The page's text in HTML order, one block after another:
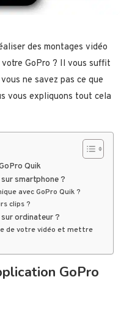
des montages vidéo
GoPro ? Il vous suffit
ne savez pas ce que
vous expliquons tout cela
Quik
smartphone ?
avec GoPro Quik ?
clips ?
ordinateur ?
de votre vidéo et mettre
GoPro